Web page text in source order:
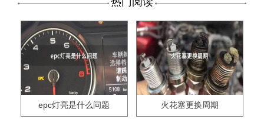
epc灯亮是什么问题 火花塞更换周期